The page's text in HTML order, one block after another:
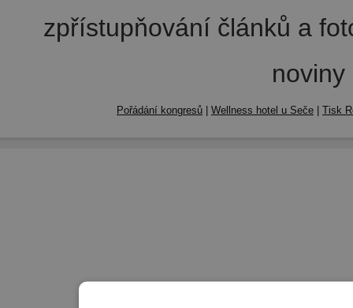
zpřístupňování článků a
Pořádání kongresů Wellness hotel u Seče Tisk